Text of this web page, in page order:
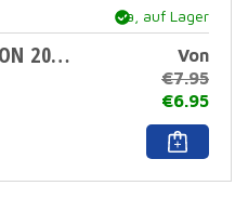
Ja, auf Lager
ZERO ACTIVE HYDRATION 20 TABS
Von
€7.95
€6.95